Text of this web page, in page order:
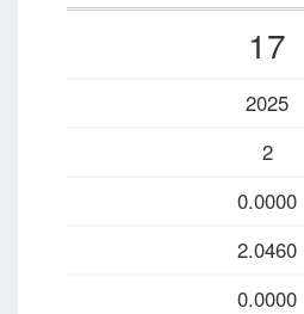
17
2025
2
0.0000
2.0460
0.0000